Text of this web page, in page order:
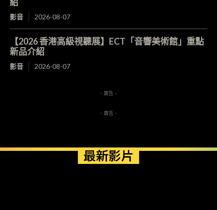
影音 2026-08-07
【2026 香港高級視聽展】ECT「音響美術館」重點
新品介紹
影音 2026-08-07
- 廣告 -
- 廣告 -
最新影片